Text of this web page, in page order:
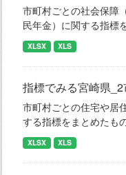
市町村ごとの社会保障
民年金）に関する指標
XLSX XLS
指標でみる宮崎県
市町村ごとの住宅や居
する指標をまとめたも
XLSX XLS